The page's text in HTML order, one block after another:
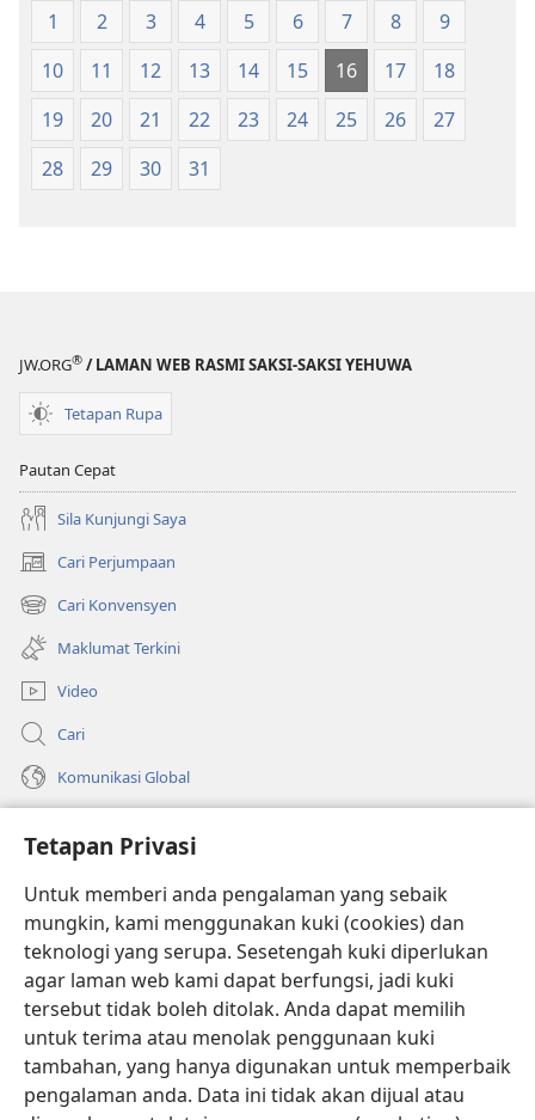
Tetapan Privasi
Untuk memberi anda pengalaman yang sebaik
mungkin, kami menggunakan kuki (cookies) dan
teknologi yang serupa. Sesetengah kuki diperlukan
agar laman web kami dapat berfungsi, jadi kuki
tersebut tidak boleh ditolak. Anda dapat memilih
untuk terima atau menolak penggunaan kuki
tambahan, yang hanya digunakan untuk memperbaik
pengalaman anda. Data ini tidak akan dijual atau
1 2 3 4 5 6 7 8
9
10
11 12 13 14 15 16 17
18
19
20 21 22 23 24 25 26
27
28
29 30 31
JW.ORG® / LAMAN WEB RASMI SAKSI-SAKSI YEHUWA
Tetapan Rupa
Pautan Cepat
Sila Kunjungi Saya
Cari Perjumpaan
(membuka
tetingkap
baharu)
Cari Konvensyen
(membuka
tetingkap
baharu)
Maklumat Terkini
Video
Cari
Komunikasi Global
(membuka
tetingkap
baharu)PERPUSTAKAAN DALAM TALIAN Watchtower
(membuka
tetingkap
baharu)JW Hub
(membuka
tetingkap
baharu)
®
Watchtower Library®